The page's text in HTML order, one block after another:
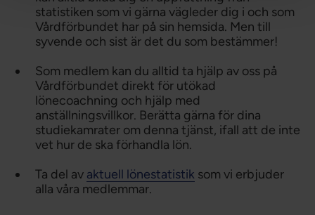
statistiken som vi gärna vägleder dig i och som
Vårdförbundet har på sin hemsida. Men till
syvende och sist är det du som bestämmer!
Som medlem kan du alltid ta hjälp av oss på
Vårdförbundet direkt för utökad
lönecoachning och hjälp med
anställningsvillkor. Berätta gärna för dina
studiekamrater om denna tjänst, ifall att de inte
vet hur de ska förhandla lön.
Ta del av aktuell lönestatistik som vi erbjuder
alla våra medlemmar.